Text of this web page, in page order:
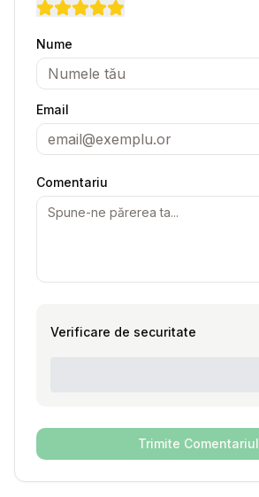
Nume
Email
Comentariu
Verificare de securitate
Trimite Comentariul